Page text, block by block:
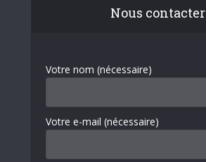
Nous contacter
Votre nom (nécessaire)
Votre e-mail (nécessaire)